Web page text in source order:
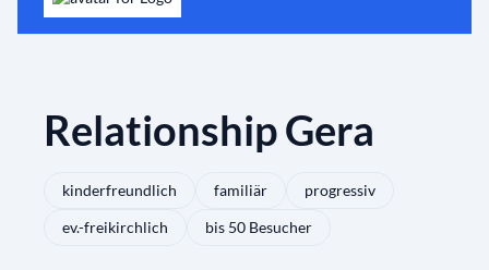
Relationship Gera
kinderfreundlich familiär
progressiv
ev.-freikirchlich
bis 50 Besucher